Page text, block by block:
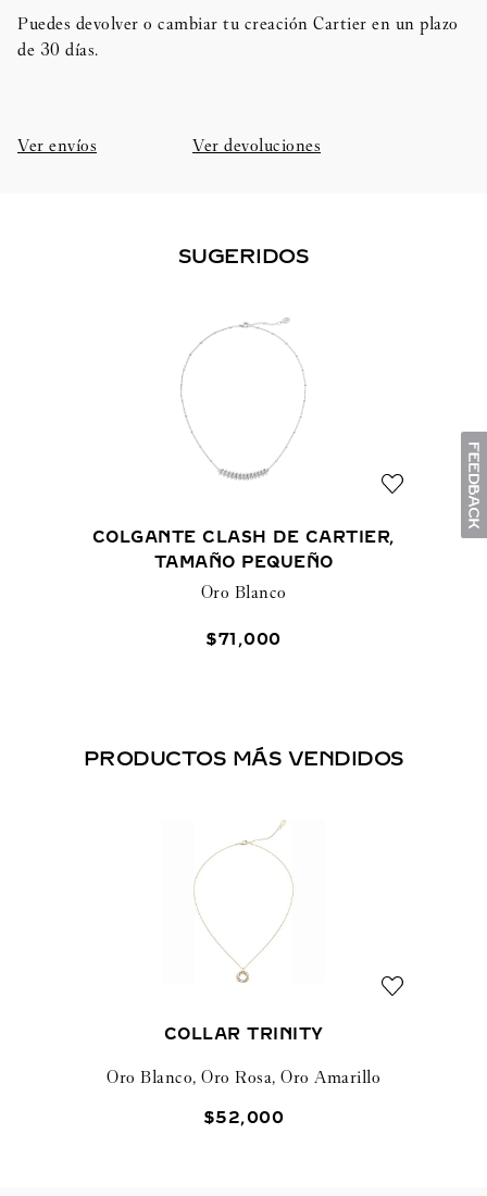
Puedes devolver o cambiar tu creación Cartier en un plazo
de 30 días.​
Ver envíos Ver devoluciones
SUGERIDOS
COLGANTE CLASH DE CARTIER,
TAMAÑO PEQUEÑO
Oro Blanco
$71 ,000
PRODUCTOS MÁS VENDIDOS
COLLAR TRINITY
Oro Blanco, Oro Rosa, Oro Amarillo
$52,000